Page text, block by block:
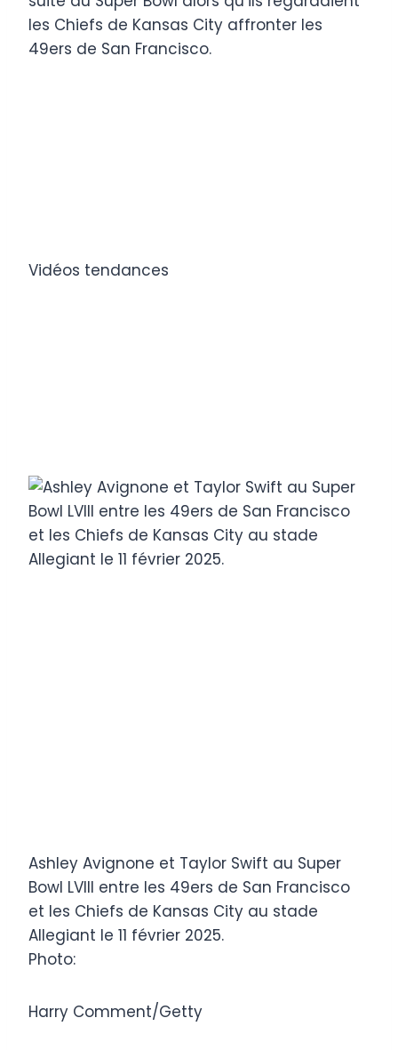
les Chiefs de Kansas City affronter les
49ers de San Francisco.
Vidéos tendances
Ashley Avignone et Taylor Swift au Super
Bowl LVIII entre les 49ers de San Francisco
et les Chiefs de Kansas City au stade
Allegiant le 11 février 2025.
Photo:
Harry Comment/Getty